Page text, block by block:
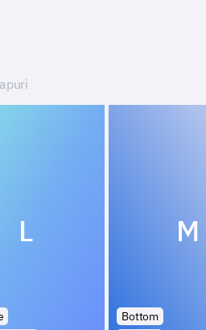
L M
Bottom